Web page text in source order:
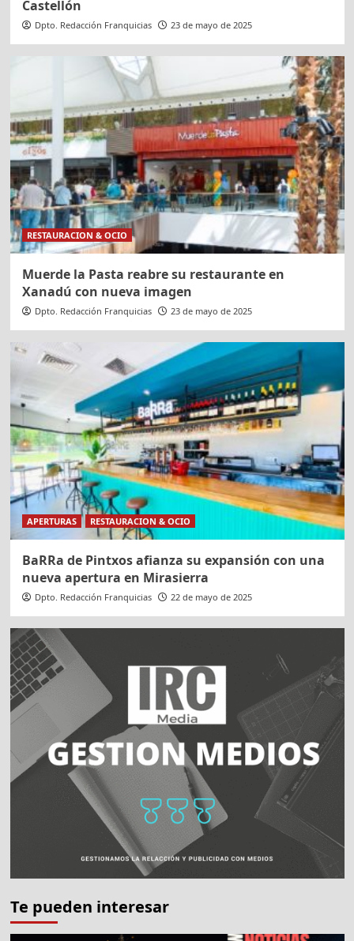
Castellón
Dpto. Redacción Franquicias 23 de mayo de 2025
RESTAURACION & OCIO
Muerde la Pasta reabre su restaurante en
Xanadú con nueva imagen
Dpto. Redacción Franquicias 23 de mayo de 2025
APERTURAS RESTAURACION & OCIO
BaRRa de Pintxos afianza su expansión con una
nueva apertura en Mirasierra
Dpto. Redacción Franquicias 22 de mayo de 2025
Te pueden interesar